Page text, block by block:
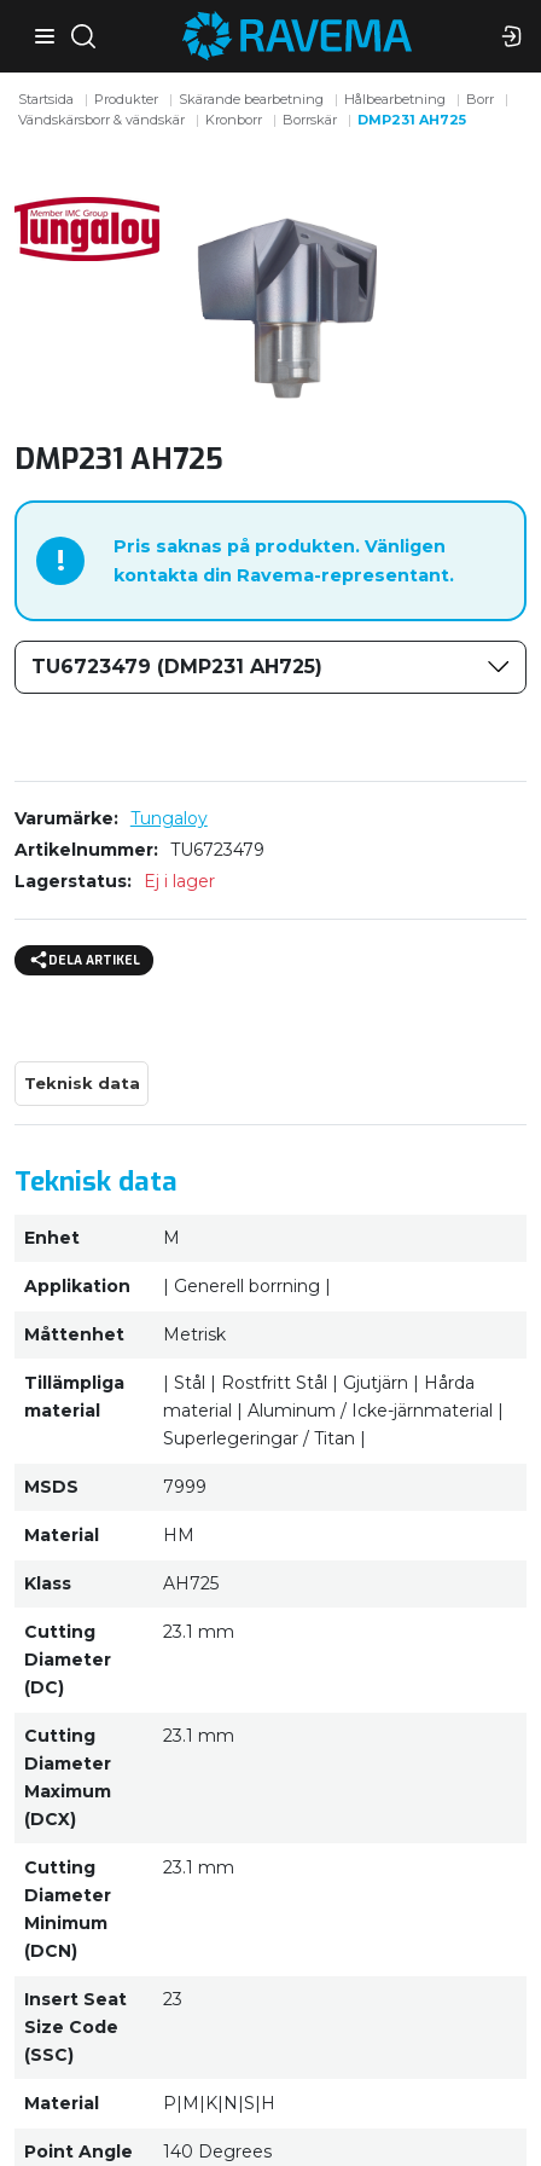
Startsida Produkter Skärande bearbetning Hålbearbetning
Borr
Vändskärsborr & vändskär
Kronborr Borrskär DMP231 AH725
DMP231 AH725
!
Pris saknas på produkten. Vänligen
kontakta din Ravema-representant.
TU6723479 (DMP231 AH725)
Varumärke
Tungaloy
Artikelnummer
TU6723479
Lagerstatus
Ej i lager
DELA ARTIKEL
Teknisk data
Teknisk data
Enhet M
Applikation | Generell borrning |
Måttenhet Metrisk
Tillämpliga
material
| Stål | Rostfritt Stål | Gjutjärn | Hårda
material | Aluminum / Icke-järnmaterial |
Superlegeringar / Titan |
MSDS 7999
Material HM
Klass AH725
Cutting
Diameter
(DC)
23.1 mm
Cutting
Diameter
Maximum
(DCX)
23.1 mm
Cutting
Diameter
Minimum
(DCN)
23.1 mm
Insert Seat
Size Code
(SSC)
23
Material P|M|K|N|S|H
Point Angle 140 Degrees